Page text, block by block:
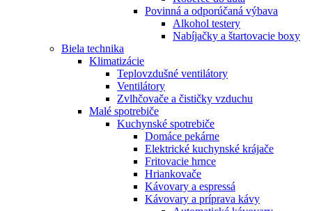
Povinná a odporúčaná výbava
Alkohol testery
Nabíjačky a štartovacie boxy
Biela technika
Klimatizácie
Teplovzdušné ventilátory
Ventilátory
Zvlhčovače a čističky vzduchu
Malé spotrebiče
Kuchynské spotrebiče
Domáce pekárne
Elektrické kuchynské krájače
Fritovacie hrnce
Hriankovače
Kávovary a espressá
Kávovary a príprava kávy